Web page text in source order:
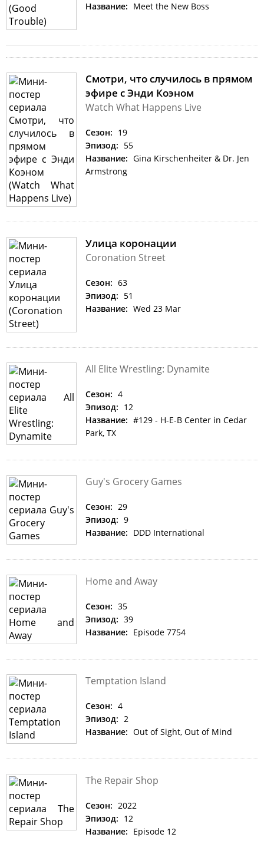
Название: Meet the New Boss
Смотри, что случилось в прямом
эфире с Энди Коэном
Watch What Happens Live
Сезон: 19
Эпизод: 55
Название: Gina Kirschenheiter & Dr. Jen
Armstrong
Улица коронации
Coronation Street
Сезон: 63
Эпизод: 51
Название: Wed 23 Mar
All Elite Wrestling: Dynamite
Сезон: 4
Эпизод: 12
Название: #129 - H-E-B Center in Cedar
Park, TX
Guy's Grocery Games
Сезон: 29
Эпизод: 9
Название: DDD International
Home and Away
Сезон: 35
Эпизод: 39
Название: Episode 7754
Temptation Island
Сезон: 4
Эпизод: 2
Название: Out of Sight, Out of Mind
The Repair Shop
Сезон: 2022
Эпизод: 12
Название: Episode 12